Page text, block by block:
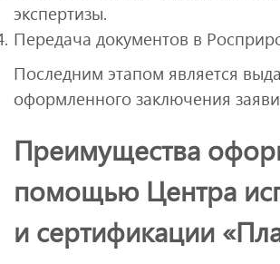
экспертизы.
Передача документов в
Последним этапом является
оформленного заключения
Преимущества
помощью Центра
и сертификации